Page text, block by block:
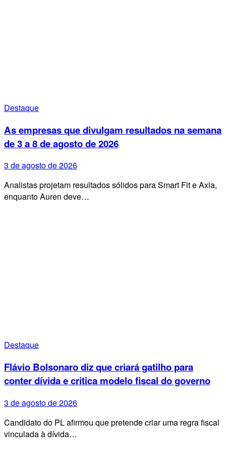
Destaque
As empresas que divulgam resultados na semana
de 3 a 8 de agosto de 2026
3 de agosto de 2026
Analistas projetam resultados sólidos para Smart Fit e Axia,
enquanto Auren deve…
Destaque
Flávio Bolsonaro diz que criará gatilho para
conter dívida e critica modelo fiscal do governo
3 de agosto de 2026
Candidato do PL afirmou que pretende criar uma regra fiscal
vinculada à dívida…